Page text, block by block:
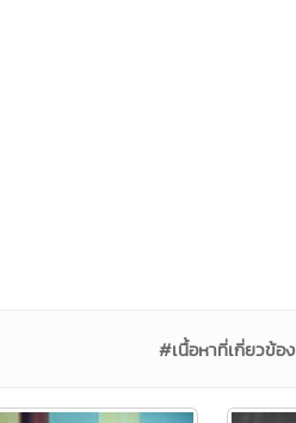
#เนื้อหาที่เกี่ยวข้อง